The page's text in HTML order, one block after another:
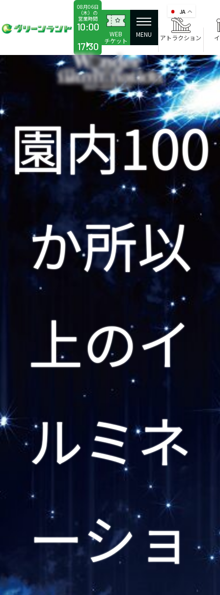
08月06日
（木）の
営業時間
10:00
17:30
WEB
チケット
MENU アトラクション
園内100
か所以
上のイ
ルミネ
ーショ
JA